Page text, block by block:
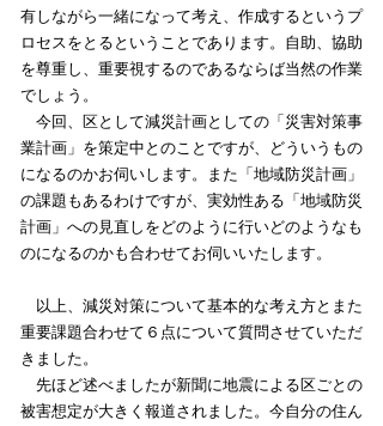
有しながら一緒になって考え、作成するというプ
ロセスをとるということであります。自助、協助
を尊重し、重要視するのであるならば当然の作業
でしょう。
今回、区として減災計画としての「災害対策事
業計画」を策定中とのことですが、どういうもの
になるのかお伺いします。また「地域防災計画」
の課題もあるわけですが、実効性ある「地域防災
計画」への見直しをどのように行いどのようなも
のになるのかも合わせてお伺いいたします。
以上、減災対策について基本的な考え方とまた
重要課題合わせて６点について質問させていただ
きました。
先ほど述べましたが新聞に地震による区ごとの
被害想定が大きく報道されました。今自分の住ん